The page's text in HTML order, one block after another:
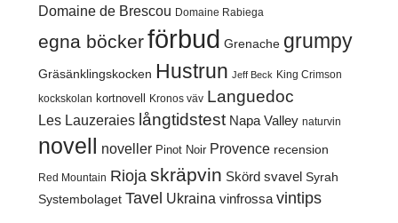
Domaine de Brescou Domaine Rabiega
egna böckerförbud Grenache grumpy
Gräsänklingskocken Hustrun Jeff Beck King Crimson
kockskolan kortnovell Kronos väv Languedoc
Les Lauzeraies långtidstest Napa Valley naturvin
novell noveller Pinot Noir Provence recension
Red Mountain Rioja skräpvin Skörd svavel Syrah
Systembolaget Tavel Ukraina vinfrossa vintips